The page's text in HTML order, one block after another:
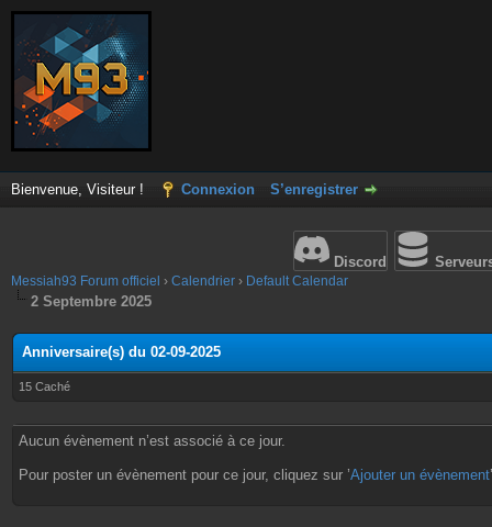
Bienvenue, Visiteur ! Connexion S’enregistrer
Discord
Messiah93 Forum officiel › Calendrier › Default Calendar
2 Septembre 2025
Anniversaire(s) du 02-09-2025
15 Caché
Aucun évènement n’est associé à ce jour.
Pour poster un évènement pour ce jour, cliquez sur ’Ajouter un évènement